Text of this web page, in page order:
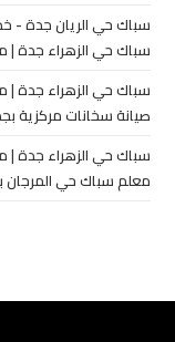
سباك حي الريان جدة - خدمات
سباك حي الزهراء جدة |
سباك حي الزهراء جدة |
صيانة سخانات مركزية بجدة –
سباك حي الزهراء جدة |
معلم سباك حي المرجان